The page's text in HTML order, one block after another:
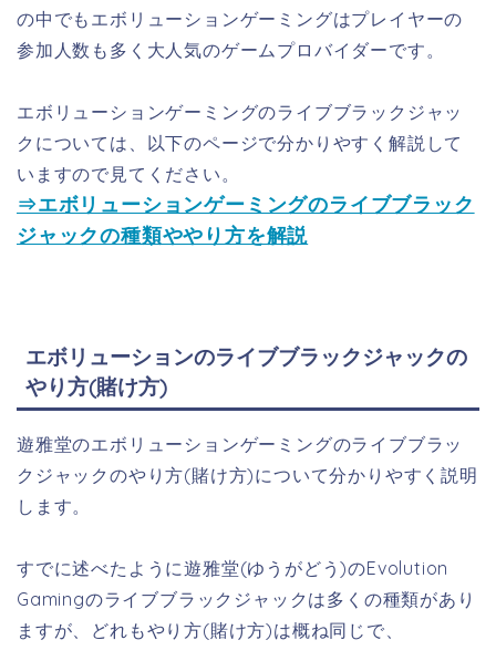
の中でもエボリューションゲーミングはプレイヤーの
参加人数も多く大人気のゲームプロバイダーです。
エボリューションゲーミングのライブブラックジャッ
クについては、以下のページで分かりやすく解説して
いますので見てください。
⇒エボリューションゲーミングのライブブラック
ジャックの種類ややり方を解説
エボリューションのライブブラックジャックの
やり方(賭け方)
遊雅堂のエボリューションゲーミングのライブブラッ
クジャックのやり方(賭け方)について分かりやすく説明
します。
すでに述べたように遊雅堂(ゆうがどう)のEvolution
Gamingのライブブラックジャックは多くの種類があり
ますが、どれもやり方(賭け方)は概ね同じで、